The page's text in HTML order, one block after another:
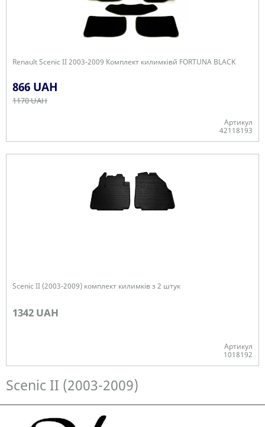
Renault Scenic II 2003-2009 Комплект килимківй FORTUNA BLACK
866 UAH
1170 UAH
Артикул
42118193
Scenic II (2003-2009) комплект килимків з 2 штук
1342 UAH
Артикул
1018192
Scenic II (2003-2009)